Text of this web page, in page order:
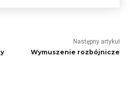
Następny artykuł
Wymuszenie rozbójnicze